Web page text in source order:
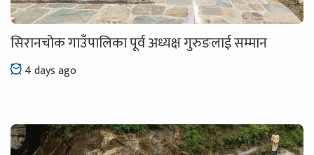
सिरानचोक गाउँपालिका पूर्व अध्यक्ष गुरुङलाई सम्मान
4 days ago